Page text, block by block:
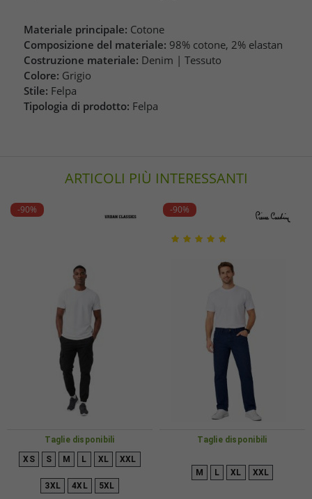
Materiale principale: Cotone
Composizione del materiale: 98% cotone, 2% elastan
Costruzione materiale: Denim | Tessuto
Colore: Grigio
Stile: Felpa
Tipologia di prodotto: Felpa
ARTICOLI PIÙ INTERESSANTI
-90%
Taglie disponibili
XS S M L XL XXL
3XL 4XL 5XL
-90%
Taglie disponibili
M L XL XXL